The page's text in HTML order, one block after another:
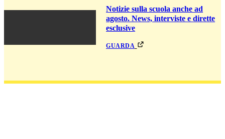
Notizie sulla scuola anche ad
agosto. News, interviste e dirette
esclusive
guarda